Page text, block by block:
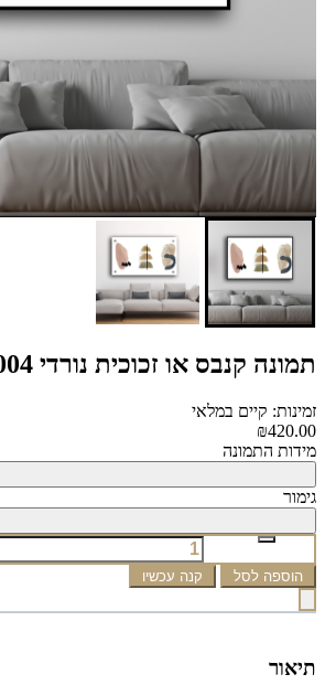
תמונה קנבס או זכוכית נורדי 1004
זמינות: קיים במלאי
₪420.00
מידות התמונה
גימור
הוספה לסל קנה עכשיו
תיאור